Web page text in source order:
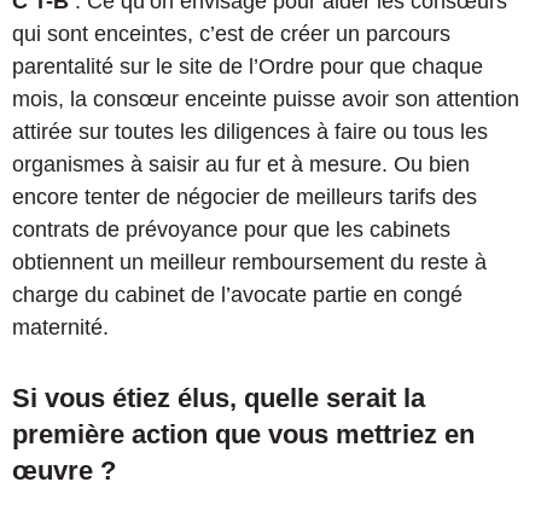
qui sont enceintes, c’est de créer un parcours
parentalité sur le site de l’Ordre pour que chaque
mois, la consœur enceinte puisse avoir son attention
attirée sur toutes les diligences à faire ou tous les
organismes à saisir au fur et à mesure. Ou bien
encore tenter de négocier de meilleurs tarifs des
contrats de prévoyance pour que les cabinets
obtiennent un meilleur remboursement du reste à
charge du cabinet de l’avocate partie en congé
maternité.
Si vous étiez élus, quelle serait la
première action que vous mettriez en
œuvre ?